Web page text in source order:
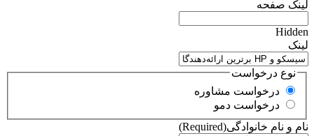
لینک صفحه
Hidden
لینک
نوع درخواست
درخواست مشاوره
درخواست دمو
نام و نام خانوادگی(Required)